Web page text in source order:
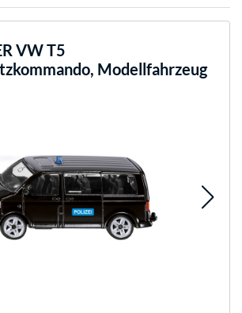
VW T5
Modellfahrzeug